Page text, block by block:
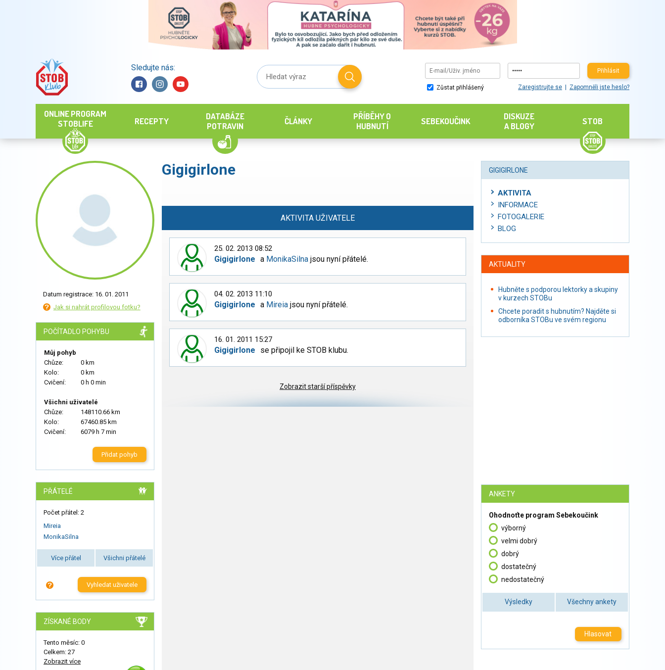
Sledujte nás: Přihlásit
Zůstat přihlášený Zaregistrujte se Zapomněli jste heslo?
ONLINE PROGRAM
STOBLIFE
RECEPTY
DATABÁZE
POTRAVIN
ČLÁNKY
PŘÍBĚHY O
HUBNUTÍ
SEBEKOUČINK
DISKUZE
A BLOGY
STOB
Datum registrace: 16. 01. 2011
Jak si nahrát profilovou fotku?
POČÍTADLO POHYBU
Můj pohyb
Chůze:
0 km
Kolo:
0 km
Cvičení:
0 h 0 min
Všichni uživatelé
Chůze:
148110.66 km
Kolo:
67460.85 km
Cvičení:
6079 h 7 min
Přidat pohyb
PŘÁTELÉ
Počet přátel: 2
Mireia
MonikaSilna
Více přátel Všichni přátelé
Vyhledat uživatele
ZÍSKANÉ BODY
Tento měsíc: 0
Celkem: 27
Zobrazit více
Gigigirlone
AKTIVITA UŽIVATELE
25. 02. 2013 08:52
Gigigirlone a MonikaSilna jsou nyní přátelé.
04. 02. 2013 11:10
Gigigirlone a Mireia jsou nyní přátelé.
16. 01. 2011 15:27
Gigigirlone se připojil ke STOB klubu.
Zobrazit starší příspěvky
GIGIGIRLONE
AKTIVITA
INFORMACE
FOTOGALERIE
BLOG
AKTUALITY
Hubněte s podporou lektorky a skupiny
v kurzech STOBu
Chcete poradit s hubnutím? Najděte si
odborníka STOBu ve svém regionu
ANKETY
Ohodnoťte program Sebekoučink
výborný
velmi dobrý
dobrý
dostatečný
nedostatečný
Výsledky Všechny ankety
Hlasovat